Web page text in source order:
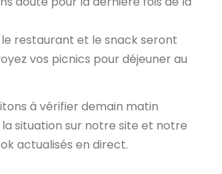
le restaurant et le snack seront
vos picnics pour déjeuner au
à vérifier demain matin
situation sur notre site et notre
actualisés en direct.